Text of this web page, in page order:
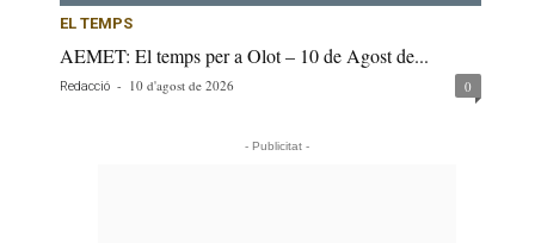
EL TEMPS
AEMET: El temps per a Olot – 10 de Agost de...
Redacció - 10 d'agost de 2026 0
- Publicitat -